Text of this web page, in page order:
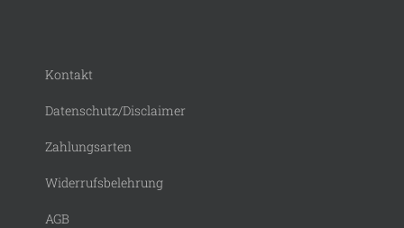
Kontakt
Datenschutz/Disclaimer
Zahlungsarten
Widerrufsbelehrung
AGB